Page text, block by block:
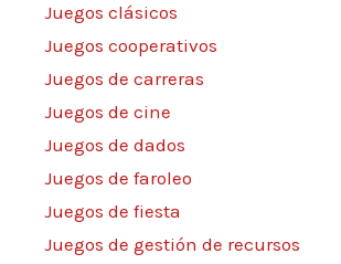
Juegos clásicos
Juegos cooperativos
Juegos de carreras
Juegos de cine
Juegos de dados
Juegos de faroleo
Juegos de fiesta
Juegos de gestión de recursos